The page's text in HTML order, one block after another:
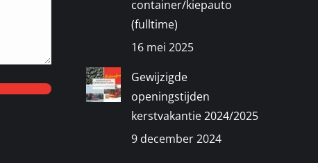
container/kiepauto
(fulltime)
16 mei 2025
Gewijzigde
openingstijden
kerstvakantie 2024/2025
9 december 2024